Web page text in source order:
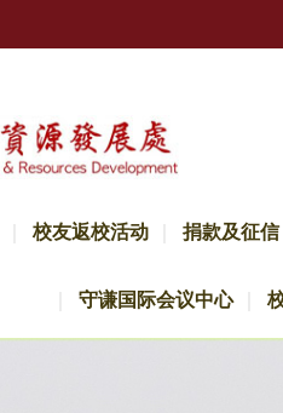
校友返校活动 捐款及征信
守谦国际会议中心